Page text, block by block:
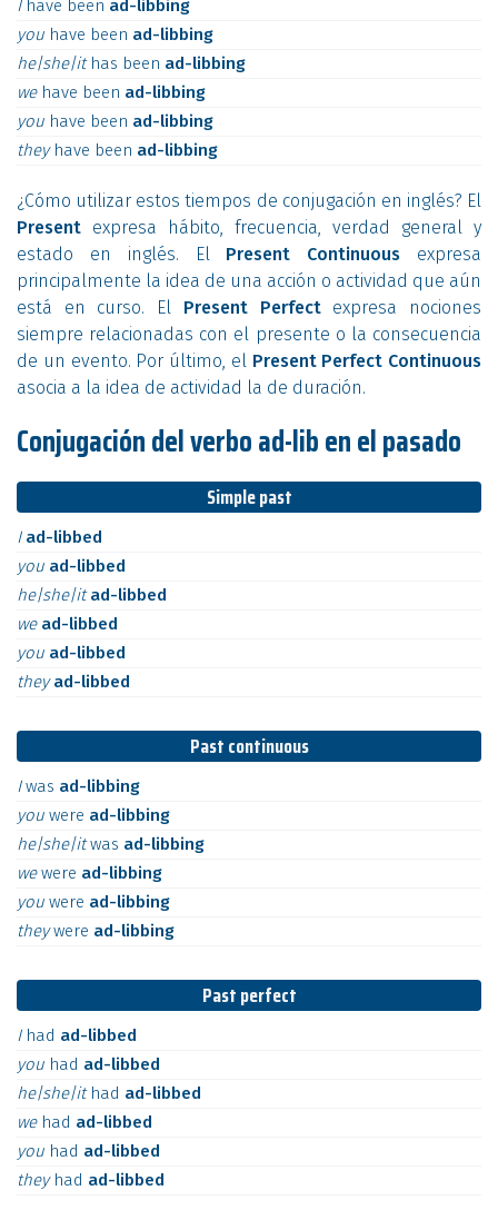
I have been ad-libbing
you have been ad-libbing
he|she|it has been ad-libbing
we have been ad-libbing
you have been ad-libbing
they have been ad-libbing
¿Cómo utilizar estos tiempos de conjugación en inglés? El
Present expresa hábito, frecuencia, verdad general y
estado en inglés. El Present Continuous expresa
principalmente la idea de una acción o actividad que aún
está en curso. El Present Perfectexpresa nociones
siempre relacionadas con el presente o la consecuencia
de un evento. Por último, el Present Perfect Continuous
asocia a la idea de actividad la de duración.
Conjugación del verbo ad-lib en el pasado
Simple past
I ad-libbed
you ad-libbed
he|she|itad-libbed
we ad-libbed
you ad-libbed
theyad-libbed
Past continuous
Iwas ad-libbing
you were ad-libbing
he|she|itwas ad-libbing
wewere ad-libbing
you were ad-libbing
theywere ad-libbing
Past perfect
I had ad-libbed
you had ad-libbed
he|she|it had ad-libbed
we had ad-libbed
you had ad-libbed
they had ad-libbed